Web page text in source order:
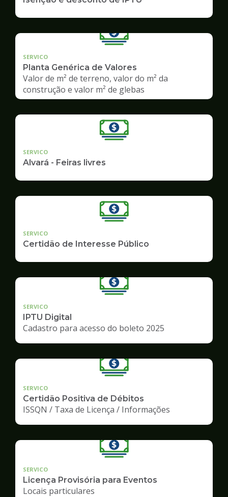
SERVICO
Planta Genérica de Valores
Valor de m² de terreno, valor do m² da
construção e valor m² de glebas
SERVICO
Alvará - Feiras livres
SERVICO
Certidão de Interesse Público
SERVICO
IPTU Digital
Cadastro para acesso do boleto 2025
SERVICO
Certidão Positiva de Débitos
ISSQN / Taxa de Licença / Informações
SERVICO
Licença Provisória para Eventos
Locais particulares